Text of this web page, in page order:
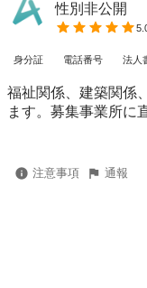
性別非公開
身分証 電話番号 法人
福祉関係、建築関係
ます。募集事業所に
注意事項 通報